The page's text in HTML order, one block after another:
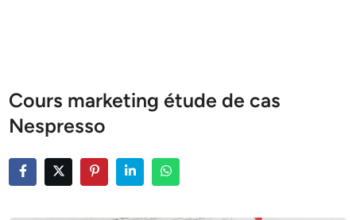
Cours marketing étude de cas
Nespresso